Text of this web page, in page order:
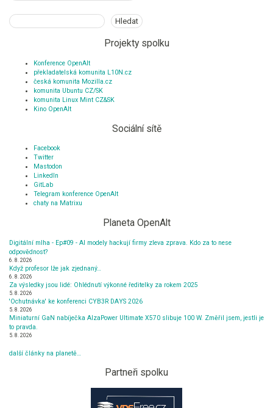
Hledat Hledat
Projekty spolku
Konference OpenAlt
překladatelská komunita L10N.cz
česká komunita Mozilla.cz
komunita Ubuntu CZ/SK
komunita Linux Mint CZ&SK
Kino OpenAlt
Sociální sítě
Facebook
Twitter
Mastodon
LinkedIn
GitLab
Telegram konference OpenAlt
chaty na Matrixu
Planeta OpenAlt
Digitální mlha - Ep#09 - AI modely hackují firmy zleva zprava. Kdo za to nese
odpovědnost?
6. 8. 2026
Když profesor lže jak zjednaný…
6. 8. 2026
Za výsledky jsou lidé: Ohlédnutí výkonné ředitelky za rokem 2025
5. 8. 2026
'Ochutnávka' ke konferenci CYB3R DAYS 2026
5. 8. 2026
Miniaturní GaN nabíječka AlzaPower Ultimate X570 slibuje 100 W. Změřil jsem, jestli je
to pravda.
5. 8. 2026
další články na planetě…
Partneři spolku